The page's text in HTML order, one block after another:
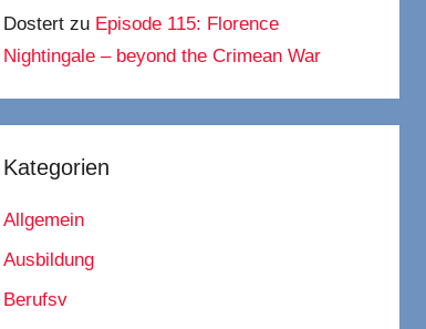
Dostert zu Episode 115: Florence
Nightingale – beyond the Crimean War
Kategorien
Allgemein
Ausbildung
Berufsv